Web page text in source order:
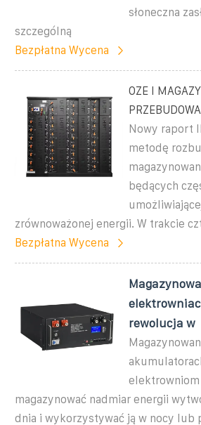
słoneczna
szczególną
Bezpłatna Wycena
OZE I
Nowy raport
metodę
będących
zrównoważonej energii. W trakcie
Bezpłatna Wycena
rewolucja w
elektrowniom
magazynować nadmiar energii
dnia i wykorzystywać ją w nocy lub